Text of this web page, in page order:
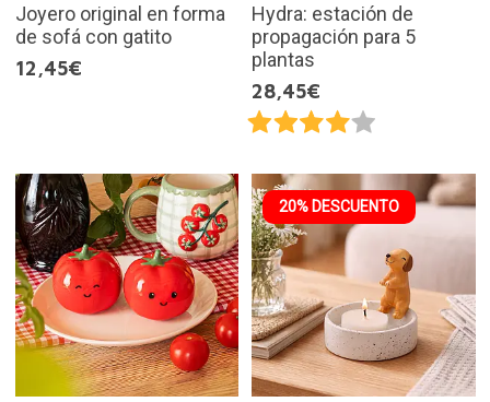
Joyero original en forma
de sofá con gatito
12,45€
Hydra: estación de
propagación para 5
plantas
28,45€
20% DESCUENTO